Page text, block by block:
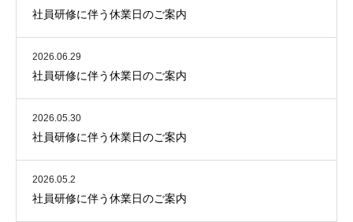
社員研修に伴う休業日のご案内
2026.06.29
社員研修に伴う休業日のご案内
2026.05.30
社員研修に伴う休業日のご案内
2026.05.2
社員研修に伴う休業日のご案内